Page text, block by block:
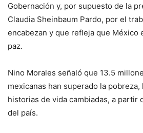
Gobernación y, por supuesto de la
Claudia Sheinbaum Pardo, por el
encabezan y que refleja que México
paz.
Nino Morales señaló que 13.5
mexicanas han superado la
historias de vida cambiadas, a partir
del país.